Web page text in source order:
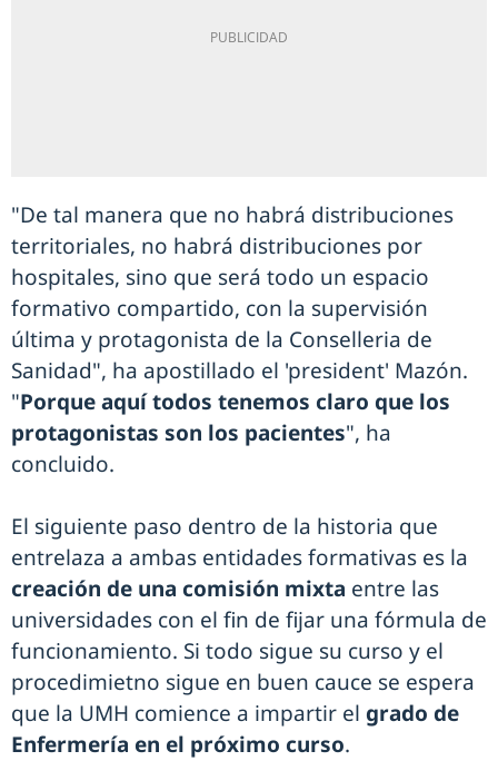
"De tal manera que no habrá distribuciones
territoriales, no habrá distribuciones por
hospitales, sino que será todo un espacio
formativo compartido, con la supervisión
última y protagonista de la Conselleria de
Sanidad", ha apostillado el 'president' Mazón.
"Porque aquí todos tenemos claro que los
protagonistas son los pacientes", ha
concluido.
El siguiente paso dentro de la historia que
entrelaza a ambas entidades formativas es la
creación de una comisión mixta entre las
universidades con el fin de fijar una fórmula de
funcionamiento. Si todo sigue su curso y el
procedimietno sigue en buen cauce se espera
que la UMH comience a impartir el grado de
Enfermería en el próximo curso.